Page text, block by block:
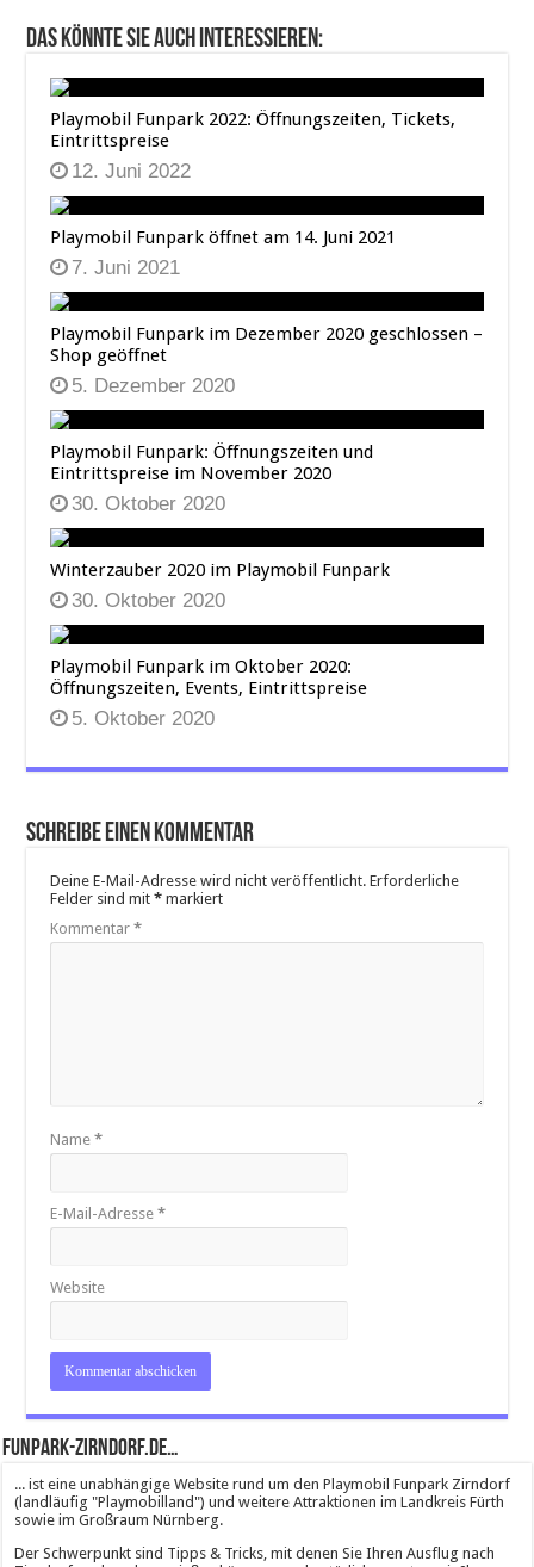
Das könnte Sie auch interessieren:
Playmobil Funpark 2022: Öffnungszeiten, Tickets,
Eintrittspreise
12. Juni 2022
Playmobil Funpark öffnet am 14. Juni 2021
7. Juni 2021
Playmobil Funpark im Dezember 2020 geschlossen –
Shop geöffnet
5. Dezember 2020
Playmobil Funpark: Öffnungszeiten und
Eintrittspreise im November 2020
30. Oktober 2020
Winterzauber 2020 im Playmobil Funpark
30. Oktober 2020
Playmobil Funpark im Oktober 2020:
Öffnungszeiten, Events, Eintrittspreise
5. Oktober 2020
Schreibe einen Kommentar
Deine E-Mail-Adresse wird nicht veröffentlicht. Erforderliche
Felder sind mit* markiert
Kommentar*
Name*
E-Mail-Adresse*
Website
Funpark-Zirndorf.de…
... ist eine unabhängige Website rund um den Playmobil Funpark Zirndorf
(landläufig "Playmobilland") und weitere Attraktionen im Landkreis Fürth
sowie im Großraum Nürnberg.
Der Schwerpunkt sind Tipps & Tricks, mit denen Sie Ihren Ausflug nach